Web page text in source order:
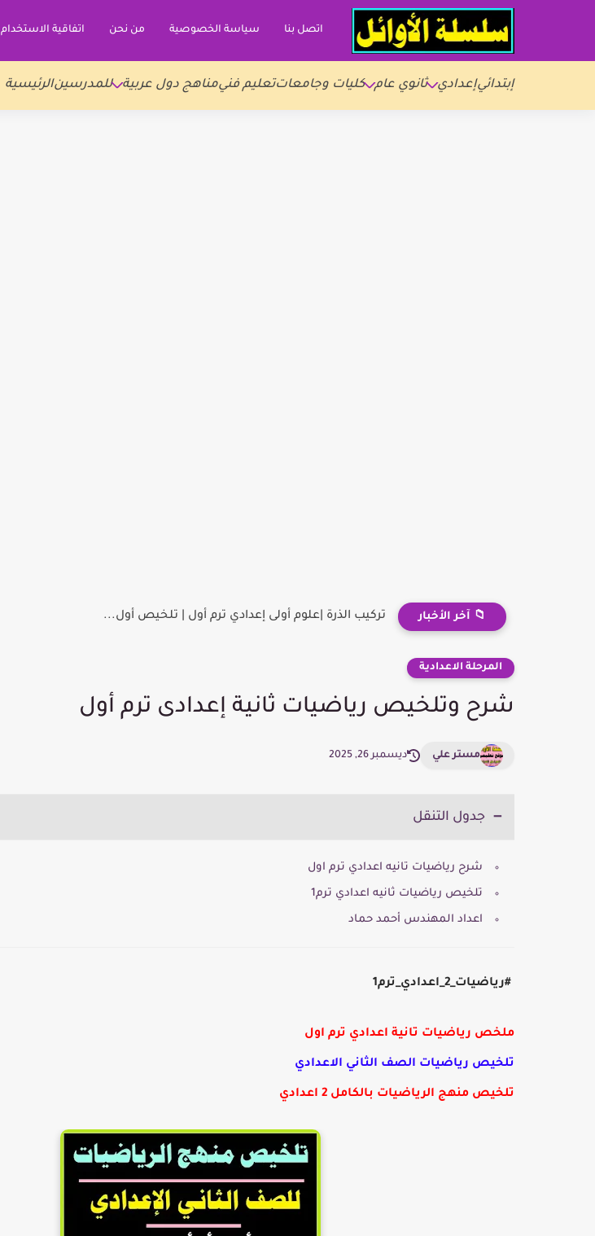
اتصل بنا سياسة الخصوصية من نحن اتفاقية الاستخدام
إبتدائيإعدادي ثانوي عام كليات وجامعاتتعليم فنيمناهج دول عربية للمدرسينالرئيسية
📁 آخر الأخبار تركيب الذرة |علوم أولى إعدادي ترم أول | تلخيص أول...
المرحلة الاعدادية
شرح وتلخيص رياضيات ثانية إعدادى ترم أول
مستر علي ديسمبر 26, 2025
جدول التنقل
شرح رياضيات تانيه اعدادي ترم اول
تلخيص رياضيات ثانيه اعدادي ترم1
اعداد المهندس أحمد حماد
#رياضيات_2_اعدادي_ترم1
ملخص رياضيات تانية اعدادي ترم اول
تلخيص رياضيات الصف الثاني الاعدادي
تلخيص منهج الرياضيات بالكامل 2 اعدادي